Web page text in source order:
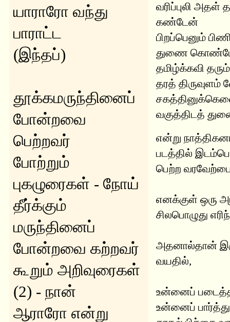
யாராரோ வந்து
பாராட்ட
(இந்தப்)
தூக்கமருந்தினைப்
போன்றவை
பெற்றவர்
போற்றும்
புகழுரைகள் - நோய்
தீர்க்கும்
மருந்தினைப்
போன்றவை கற்றவர்
கூறும் அறிவுரைகள்
(2) - நான்
ஆராரோ என்று
வரிப்புலி அதள்
கண்டேன்
பிறப்பெனும்
துணை
தமிழ்க்கவி
தரத் திருவுளம்
வகுத்திடத்
என்று
படத்தில்
பெற்ற
எனக்குள் ஒரு
சிலபொழுது
அதனால்தான்
வயதில்,
உன்னைப்
உன்னைப்